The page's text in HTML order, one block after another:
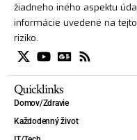
žiadneho iného aspektu
informácie uvedené na
riziko.
Quicklinks
Domov/Zdravie
Každodenný život